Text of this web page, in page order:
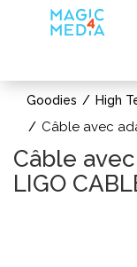
Goodies High
Câble avec
Câble
LIGO